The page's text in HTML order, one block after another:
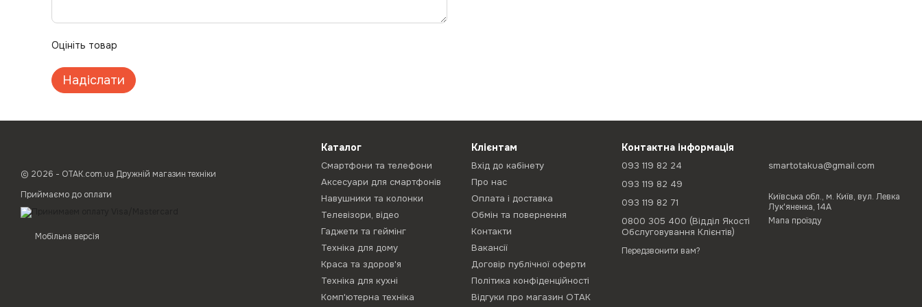
Оцініть товар
Надіслати
© 2026 - ОТАК.com.ua Дружній магазин техніки
Приймаємо до оплати
Мобільна версія
Каталог
Смартфони та телефони
Аксесуари для смартфонів
Навушники та колонки
Телевізори, відео
Гаджети та геймінг
Техніка для дому
Краса та здоров'я
Техніка для кухні
Комп'ютерна техніка
Клієнтам
Вхід до кабінету
Про нас
Оплата і доставка
Обмін та повернення
Контакти
Вакансії
Договір публічної оферти
Політика конфіденційності
Відгуки про магазин ОТАК
Контактна інформація
093 119 82 24
093 119 82 49
093 119 82 71
0800 305 400 (Відділ Якості
Обслуговування Клієнтів)
Передзвонити вам?
smartotakua@gmail.com
Київська обл., м. Київ, вул. Левка
Лук'яненка, 14А
Мапа проїзду